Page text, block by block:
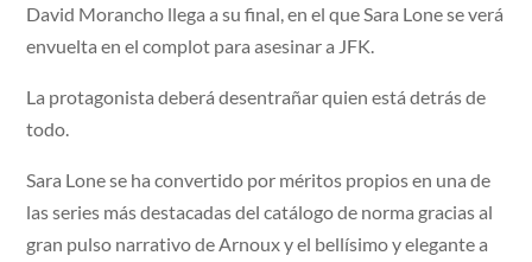
David Morancho llega a su final, en el que Sara Lone se verá
envuelta en el complot para asesinar a JFK.
La protagonista deberá desentrañar quien está detrás de
todo.
Sara Lone se ha convertido por méritos propios en una de
las series más destacadas del catálogo de norma gracias al
gran pulso narrativo de Arnoux y el bellísimo y elegante a